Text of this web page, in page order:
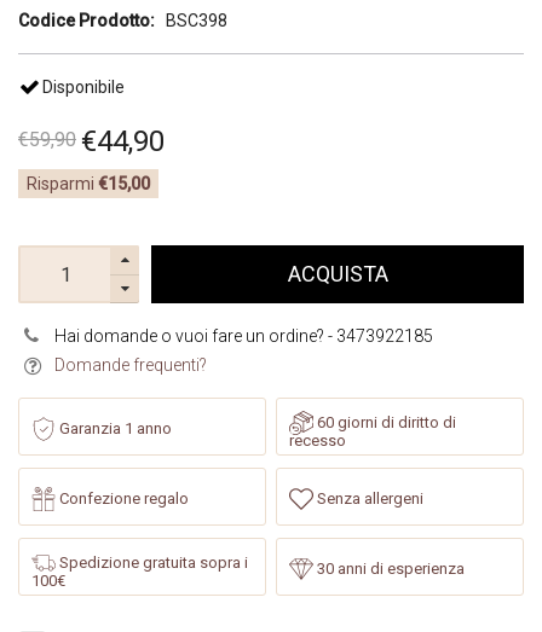
Codice Prodotto: BSC398
Disponibile
€59,90 €44,90
Risparmi €15,00
ACQUISTA
Hai domande o vuoi fare un ordine? - 3473922185
Domande frequenti?
Garanzia 1 anno
60 giorni di diritto di
recesso
Confezione regalo Senza allergeni
Spedizione gratuita sopra i
100€
30 anni di esperienza